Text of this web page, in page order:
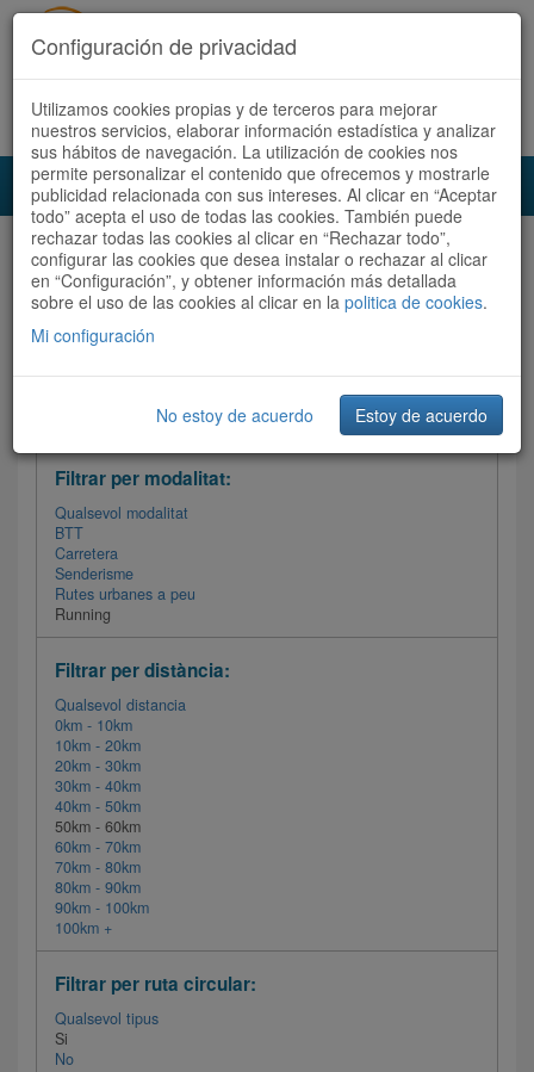
Accedeix Registra't ara Español Català
Audioruta Totes les rutes
Totes les rutes Ordenar per: Més recents / Dificultat
Filtrar les rutes
Filtrar per modalitat:
Qualsevol modalitat
BTT
Carretera
Senderisme
Rutes urbanes a peu
Running
Filtrar per distància:
Qualsevol distancia
0km - 10km
10km - 20km
20km - 30km
30km - 40km
40km - 50km
50km - 60km
60km - 70km
70km - 80km
80km - 90km
90km - 100km
100km +
Filtrar per ruta circular:
Qualsevol tipus
Si
No
Configuración de privacidad
Utilizamos cookies propias y de terceros para mejorar
nuestros servicios, elaborar información estadística y analizar
sus hábitos de navegación. La utilización de cookies nos
permite personalizar el contenido que ofrecemos y mostrarle
publicidad relacionada con sus intereses. Al clicar en “Aceptar
todo” acepta el uso de todas las cookies. También puede
rechazar todas las cookies al clicar en “Rechazar todo”,
configurar las cookies que desea instalar o rechazar al clicar
en “Configuración”, y obtener información más detallada
sobre el uso de las cookies al clicar en la politica de cookies.
Mi configuración
No estoy de acuerdo Estoy de acuerdo